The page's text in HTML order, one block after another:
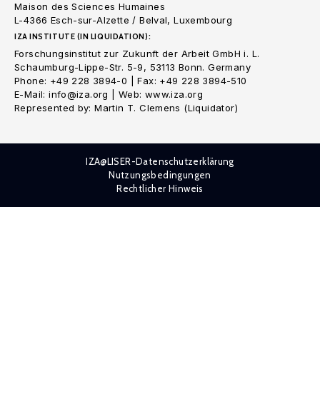
Maison des Sciences Humaines
L-4366 Esch-sur-Alzette / Belval, Luxembourg
IZA INSTITUTE (IN LIQUIDATION):
Forschungsinstitut zur Zukunft der Arbeit GmbH i. L.
Schaumburg-Lippe-Str. 5-9, 53113 Bonn. Germany
Phone: +49 228 3894-0 | Fax: +49 228 3894-510
E-Mail: info@iza.org | Web: www.iza.org
Represented by: Martin T. Clemens (Liquidator)
IZA@LISER-Datenschutzerklärung
Nutzungsbedingungen
Rechtlicher Hinweis